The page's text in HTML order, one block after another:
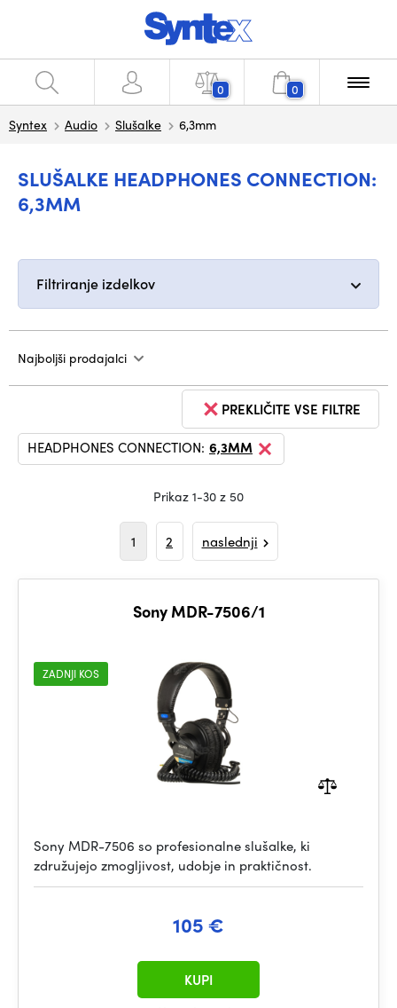
0 0
Syntex Audio Slušalke 6,3mm
SLUŠALKE HEADPHONES CONNECTION:
6,3MM
Filtriranje izdelkov
Najboljši prodajalci
PREKLIČITE VSE FILTRE
HEADPHONES CONNECTION: 6,3MM
Prikaz 1-30 z 50
1 2 naslednji
Sony MDR-7506/1
ZADNJI KOS
Sony MDR-7506 so profesionalne slušalke, ki
združujejo zmogljivost, udobje in praktičnost.
105 €
KUPI